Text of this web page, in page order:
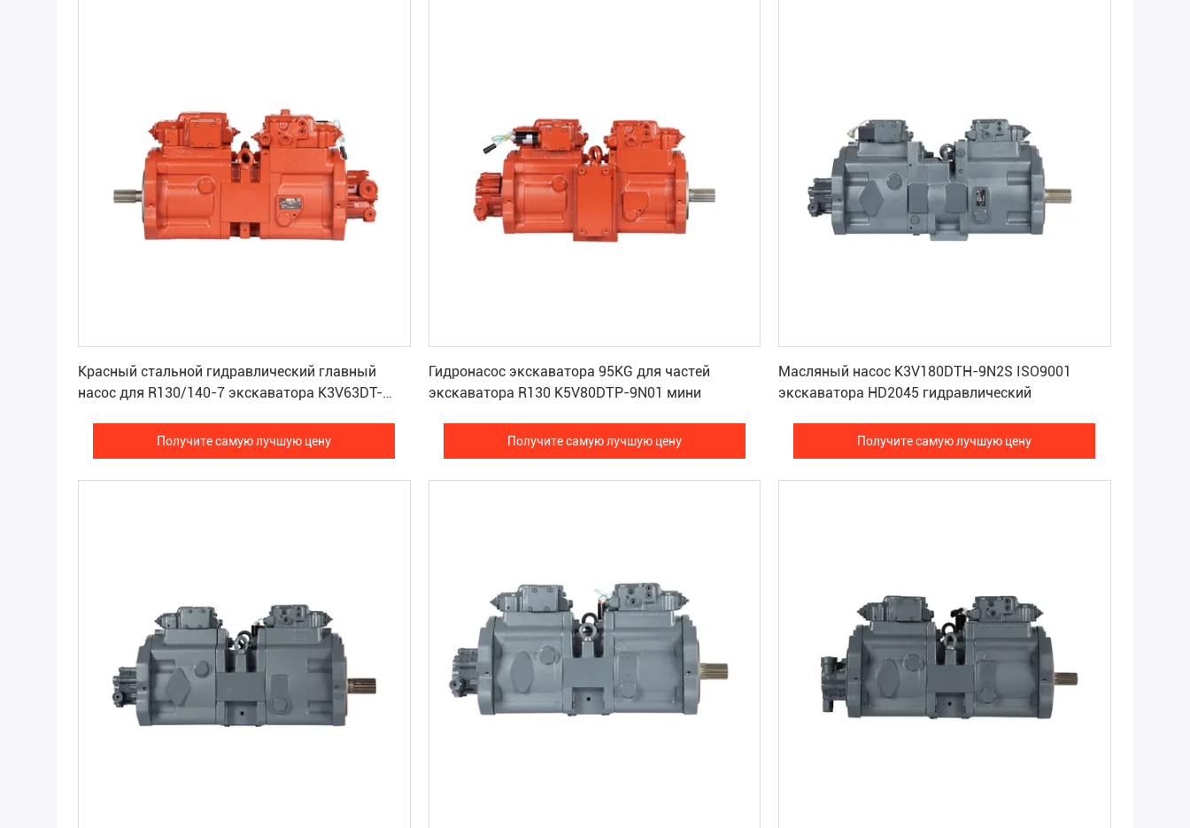
Красный стальной гидравлический главный
насос для R130/140-7 экскаватора K3V63DT-
Получите самую лучшую цену
Гидронасос экскаватора 95KG для частей
экскаватора R130 K5V80DTP-9N01 мини
Получите самую лучшую цену
Масляный насос K3V180DTH-9N2S ISO9001
экскаватора HD2045 гидравлический
Получите самую лучшую цену